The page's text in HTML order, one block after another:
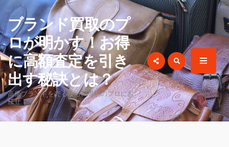
for:
ブランド買取のプ
ロが明かす！お得
に高額査定を引き
出す秘訣とは？
高価ブランドを売るなら、専門のプロにお
任せ！